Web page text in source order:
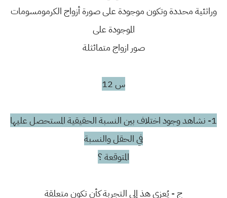
وراثئية محددة وتكون موجودة على صورة أزواج الكرمومسومات
الموجودة على
صور ازواج متمائثلة
س 12
1- نشاهد وجود اختلاف بين النسبة الحقيقية المستحصل عليها
في الحقل والنسبة
المتوقعة ؟
ج - يُعزى هذ إلى التجربة كأن تكون متعلقة